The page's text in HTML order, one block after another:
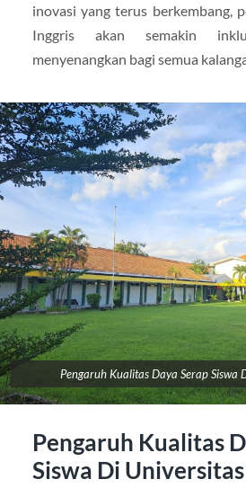
inovasi yang terus berkembang,
Inggris akan semakin
menyenangkan bagi semua
Pengaruh Kualitas Daya Serap Siswa
Pengaruh Kualitas
Siswa Di